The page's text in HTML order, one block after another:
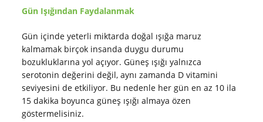
Gün Işığından Faydalanmak
Gün içinde yeterli miktarda doğal ışığa maruz
kalmamak birçok insanda duygu durumu
bozukluklarına yol açıyor. Güneş ışığı yalnızca
serotonin değerini değil, aynı zamanda D vitamini
seviyesini de etkiliyor. Bu nedenle her gün en az 10 ila
15 dakika boyunca güneş ışığı almaya özen
göstermelisiniz.